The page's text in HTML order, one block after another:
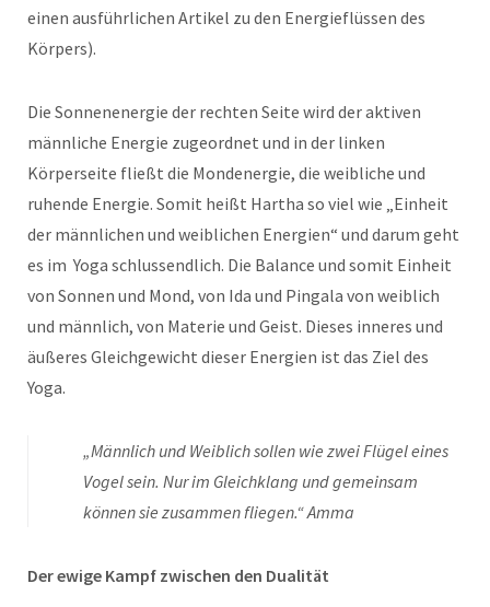
einen ausführlichen Artikel zu den Energieflüssen des
Körpers).
Die Sonnenenergie der rechten Seite wird der aktiven
männliche Energie zugeordnet und in der linken
Körperseite fließt die Mondenergie, die weibliche und
ruhende Energie. Somit heißt Hartha so viel wie „Einheit
der männlichen und weiblichen Energien“ und darum geht
es im Yoga schlussendlich. Die Balance und somit Einheit
von Sonnen und Mond, von Ida und Pingala von weiblich
und männlich, von Materie und Geist. Dieses inneres und
äußeres Gleichgewicht dieser Energien ist das Ziel des
Yoga.
„Männlich und Weiblich sollen wie zwei Flügel eines
Vogel sein. Nur im Gleichklang und gemeinsam
können sie zusammen fliegen.“ Amma
Der ewige Kampf zwischen den Dualität